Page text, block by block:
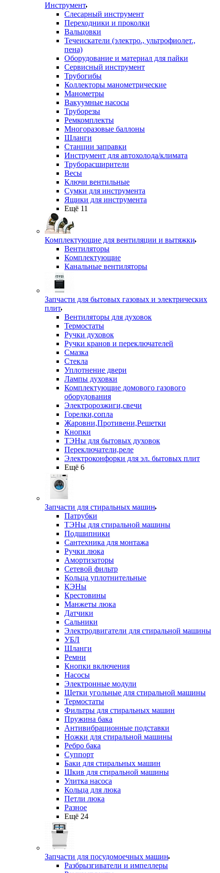
Инструмент
Слесарный инструмент
Переходники и проколки
Вальцовки
Течеискатели (электро., ультрофиолет.,
пена)
Оборудование и материал для пайки
Сервисный инструмент
Трубогибы
Коллекторы манометрические
Манометры
Вакуумные насосы
Труборезы
Ремкомплекты
Многоразовые баллоны
Шланги
Станции заправки
Инструмент для автохолода/климата
Труборасширители
Весы
Ключи вентильные
Сумки для инструмента
Ящики для инструмента
Ещё 11
Комплектующие для вентиляции и вытяжки
Вентиляторы
Комплектующие
Канальные вентиляторы
Запчасти для бытовых газовых и электрических
плит
Вентиляторы для духовок
Термостаты
Ручки духовок
Ручки кранов и переключателей
Смазка
Стекла
Уплотнение двери
Лампы духовки
Комплектующие домового газового
оборудования
Электророзжиги,свечи
Горелки,сопла
Жаровни,Противени,Решетки
Кнопки
ТЭНы для бытовых духовок
Переключатели,реле
Электроконфорки для эл. бытовых плит
Ещё 6
Запчасти для стиральных машин
Патрубки
ТЭНы для стиральной машины
Подшипники
Сантехника для монтажа
Ручки люка
Амортизаторы
Сетевой фильтр
Кольца уплотнительные
КЭНы
Крестовины
Манжеты люка
Датчики
Сальники
Электродвигатели для стиральной машины
УБЛ
Шланги
Ремни
Кнопки включения
Насосы
Электронные модули
Щетки угольные для стиральной машины
Термостаты
Фильтры для стиральных машин
Пружина бака
Антивибрационные подставки
Ножки для стиральной машины
Ребро бака
Суппорт
Баки для стиральных машин
Шкив для стиральной машины
Улитка насоса
Кольца для люка
Петли люка
Разное
Ещё 24
Запчасти для посудомоечных машин
Разбрызгиватели и импеллеры